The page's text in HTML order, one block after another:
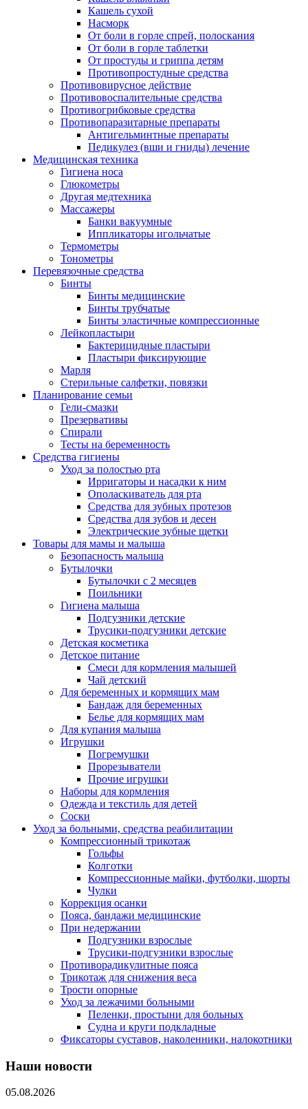
Кашель сухой
Насморк
От боли в горле спрей, полоскания
От боли в горле таблетки
От простуды и гриппа детям
Противопростудные средства
Противовирусное действие
Противовоспалительные средства
Противогрибковые средства
Противопаразитарные препараты
Антигельминтные препараты
Педикулез (вши и гниды) лечение
Медицинская техника
Гигиена носа
Глюкометры
Другая медтехника
Массажеры
Банки вакуумные
Иппликаторы игольчатые
Термометры
Тонометры
Перевязочные средства
Бинты
Бинты медицинские
Бинты трубчатые
Бинты эластичные компрессионные
Лейкопластыри
Бактерицидные пластыри
Пластыри фиксирующие
Марля
Стерильные салфетки, повязки
Планирование семьи
Гели-смазки
Презервативы
Спирали
Тесты на беременность
Средства гигиены
Уход за полостью рта
Ирригаторы и насадки к ним
Ополаскиватель для рта
Средства для зубных протезов
Средства для зубов и десен
Электрические зубные щетки
Товары для мамы и малыша
Безопасность малыша
Бутылочки
Бутылочки с 2 месяцев
Поильники
Гигиена малыша
Подгузники детские
Трусики-подгузники детские
Детская косметика
Детское питание
Смеси для кормления малышей
Чай детский
Для беременных и кормящих мам
Бандаж для беременных
Белье для кормящих мам
Для купания малыша
Игрушки
Погремушки
Прорезыватели
Прочие игрушки
Наборы для кормления
Одежда и текстиль для детей
Соски
Уход за больными, средства реабилитации
Компрессионный трикотаж
Гольфы
Колготки
Компрессионные майки, футболки, шорты
Чулки
Коррекция осанки
Пояса, бандажи медицинские
При недержании
Подгузники взрослые
Трусики-подгузники взрослые
Противорадикулитные пояса
Трикотаж для снижения веса
Трости опорные
Уход за лежачими больными
Пеленки, простыни для больных
Судна и круги подкладные
Фиксаторы суставов, наколенники, налокотники
Наши новости
05.08.2026